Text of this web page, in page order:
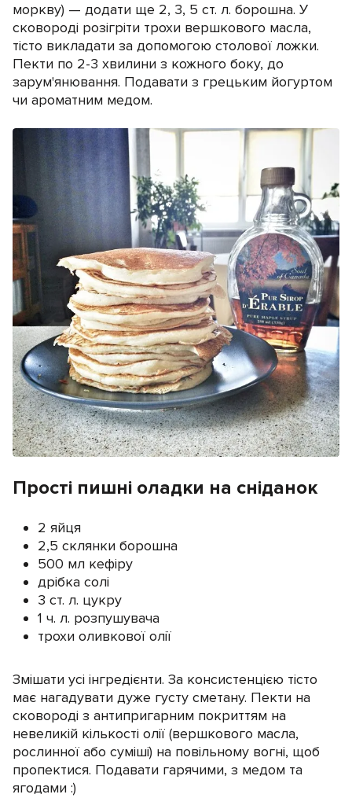
моркву) — додати ще 2, 3, 5 ст. л. борошна. У
сковороді розігріти трохи вершкового масла,
тісто викладати за допомогою столової ложки.
Пекти по 2-3 хвилини з кожного боку, до
зарум'янювання. Подавати з грецьким йогуртом
чи ароматним медом.
Прості пишні оладки на сніданок
2 яйця
2,5 склянки борошна
500 мл кефіру
дрібка солі
3 ст. л. цукру
1 ч. л. розпушувача
трохи оливкової олії
Змішати усі інгредієнти. За консистенцією тісто
має нагадувати дуже густу сметану. Пекти на
сковороді з антипригарним покриттям на
невеликій кількості олії (вершкового масла,
рослинної або суміші) на повільному вогні, щоб
пропектися. Подавати гарячими, з медом та
ягодами :)